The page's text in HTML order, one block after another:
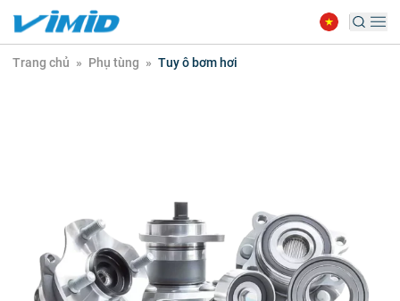
Trang chủ » Phụ tùng » Tuy ô bơm hơi